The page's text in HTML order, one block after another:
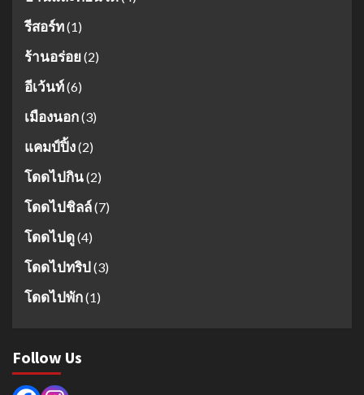
รีสอร์ท(1)
ร้านอร่อย(2)
อีเว้นท์(6)
เมืองนอก(3)
แคมป์ปิ้ง(2)
โดดไปกิน(2)
โดดไปชิลล์(7)
โดดไปดู(4)
โดดไปทริป(3)
โดดไปพัก(1)
Follow Us